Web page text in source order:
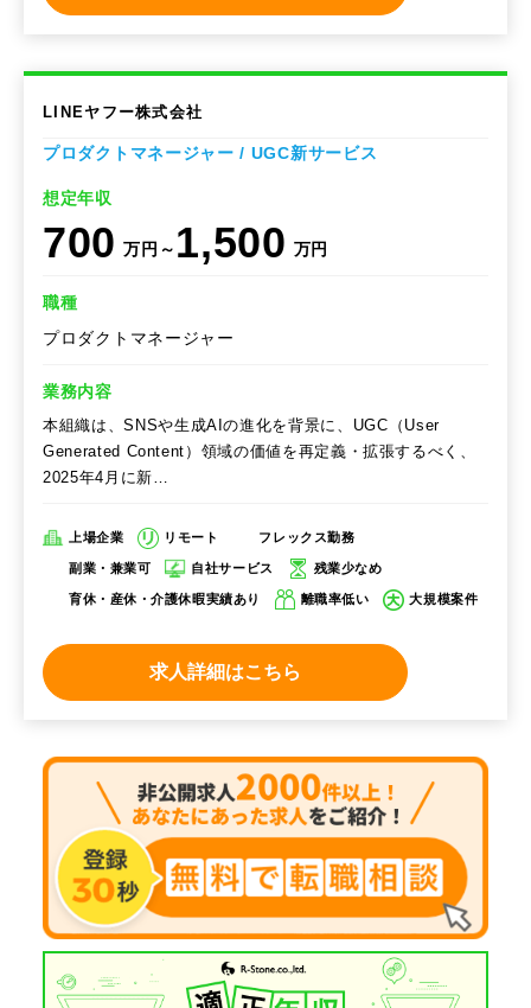
LINEヤフー株式会社
プロダクトマネージャー / UGC新サービス
想定年収
700 万円～ 1,500 万円
職種
プロダクトマネージャー
業務内容
本組織は、SNSや生成AIの進化を背景に、UGC（User
Generated Content）領域の価値を再定義・拡張するべく、
2025年4月に新…
上場企業 リモート フレックス勤務
副業・兼業可 自社サービス 残業少なめ
育休・産休・介護休暇実績あり 離職率低い 大規模案件
求人詳細はこちら